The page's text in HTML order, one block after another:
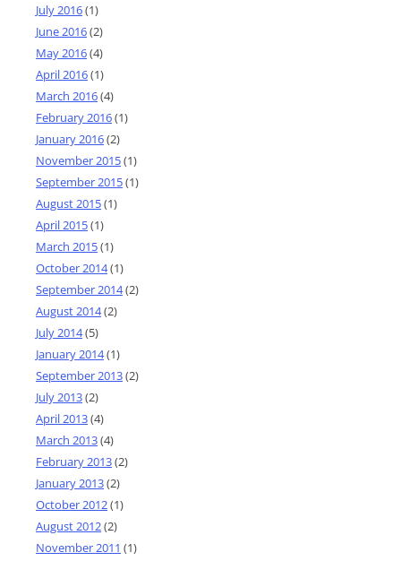
July 2016(1)
June 2016(2)
May 2016(4)
April 2016(1)
March 2016(4)
February 2016(1)
January 2016(2)
November 2015(1)
September 2015(1)
August 2015(1)
April 2015(1)
March 2015(1)
October 2014(1)
September 2014(2)
August 2014(2)
July 2014(5)
January 2014(1)
September 2013(2)
July 2013(2)
April 2013(4)
March 2013(4)
February 2013(2)
January 2013(2)
October 2012(1)
August 2012(2)
November 2011 (1)